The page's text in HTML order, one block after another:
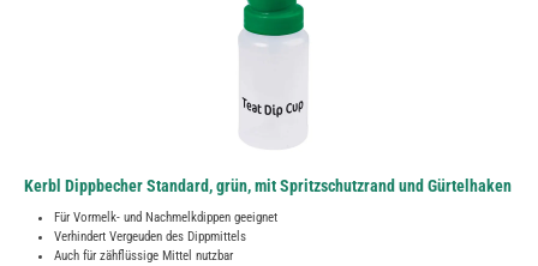
Kerbl Dippbecher Standard, grün, mit Spritzschutzrand und Gürtelhaken
Für Vormelk- und Nachmelkdippen geeignet
Verhindert Vergeuden des Dippmittels
Auch für zähflüssige Mittel nutzbar